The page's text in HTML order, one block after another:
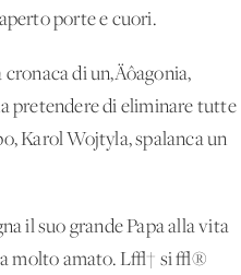
porte e cuori.
di un‚Äôagonia,
pretendere di eliminare tutte
Karol Wojtyla, spalanca un
il suo grande Papa alla vita
molto amato. L√† si √®